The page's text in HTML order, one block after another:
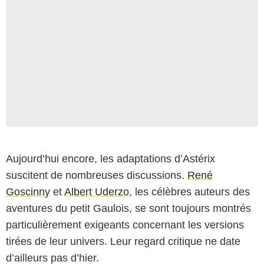
Aujourd’hui encore, les adaptations d’Astérix
suscitent de nombreuses discussions. René
Goscinny et Albert Uderzo, les célèbres auteurs des
aventures du petit Gaulois, se sont toujours montrés
particulièrement exigeants concernant les versions
tirées de leur univers. Leur regard critique ne date
d’ailleurs pas d’hier.